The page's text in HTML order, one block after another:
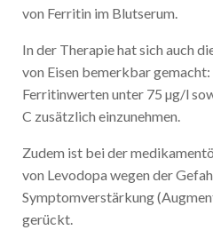
von Ferritin im Blutserum.
In der Therapie hat sich auch
von Eisen bemerkbar
Ferritinwerten unter 75 µg/l
C zusätzlich einzunehmen.
Zudem ist bei der
von Levodopa wegen der
Symptomverstärkung
gerückt.